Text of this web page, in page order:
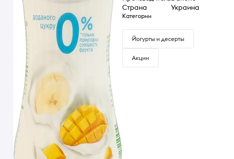
Страна
Украина
Категории
Йогурты и десерты
Акции